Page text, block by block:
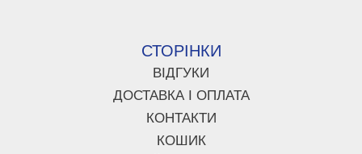
СТОРІНКИ
ВІДГУКИ
ДОСТАВКА І ОПЛАТА
КОНТАКТИ
КОШИК